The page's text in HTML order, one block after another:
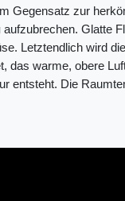
Gegensatz zur
aufzubrechen. Glatte
Letztendlich wird
das warme, obere
entsteht. Die